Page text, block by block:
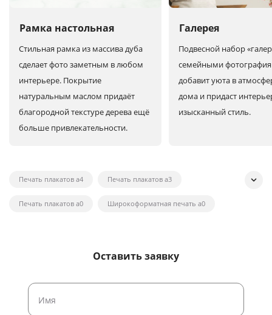
Рамка настольная
Стильная рамка из массива дуба
сделает фото заметным в любом
интерьере. Покрытие
натуральным маслом придаёт
благородной текстуре дерева ещё
больше привлекательности.
Галерея
Подвесной набор
семейными
добавит уюта в
дома и придаст
изысканный стиль.
Печать плакатов а4 Печать плакатов а3
Печать плакатов а0 Широкоформатная печать а0
Широкоформатная печать наклеек
Широкоформатная печать постеров
Оставить заявку